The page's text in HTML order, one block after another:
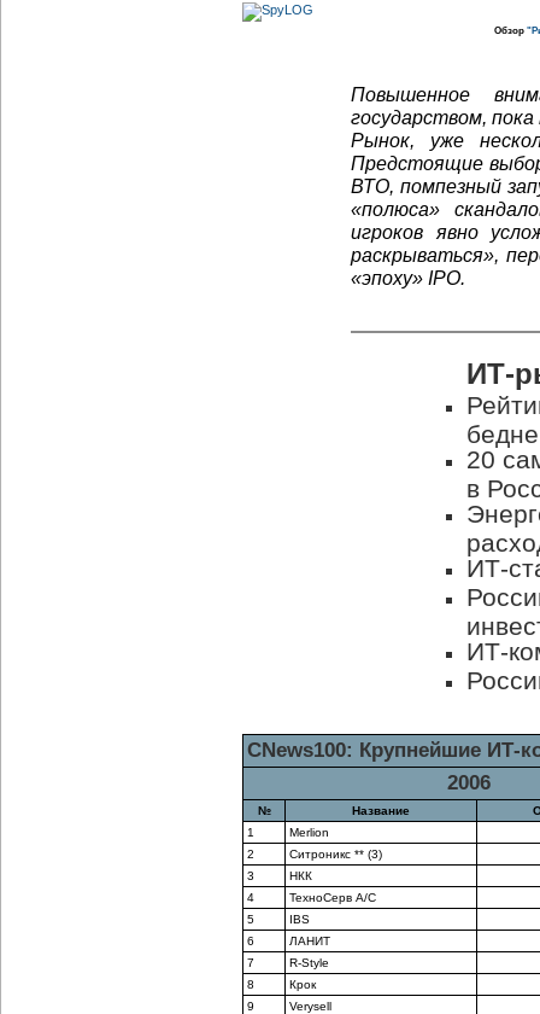
Обзор
Повышенное
государством,
Рынок, уже
Предстоящие
ВТО, помпезный
«полюса»
игроков явно
раскрываться»,
«эпоху» IPO.
ИТ-
20
в
ИТ-
ИТ-
CNews100: Крупнейшие ИТ-
2006
№ Название
1
Merlion
2
Ситроникс ** (3)
3
НКК
4
ТехноСерв А/С
5
IBS
6
ЛАНИТ
7
R-Style
8
Крок
9
Verysell